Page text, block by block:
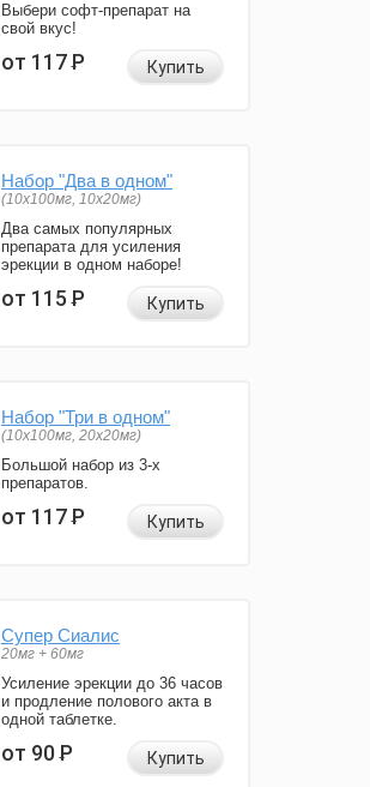
Выбери софт-препарат на
свой вкус!
от 117Р Купить
Набор "Два в одном"
(10x100мг, 10x20мг)
Два самых популярных
препарата для усиления
эрекции в одном наборе!
от 115Р Купить
Набор "Три в одном"
(10x100мг, 20x20мг)
Большой набор из 3-х
препаратов.
от 117Р Купить
Супер Сиалис
20мг + 60мг
Усиление эрекции до 36 часов
и продление полового акта в
одной таблетке.
от 90Р Купить